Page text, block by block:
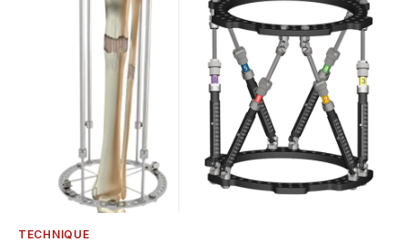
TECHNIQUE